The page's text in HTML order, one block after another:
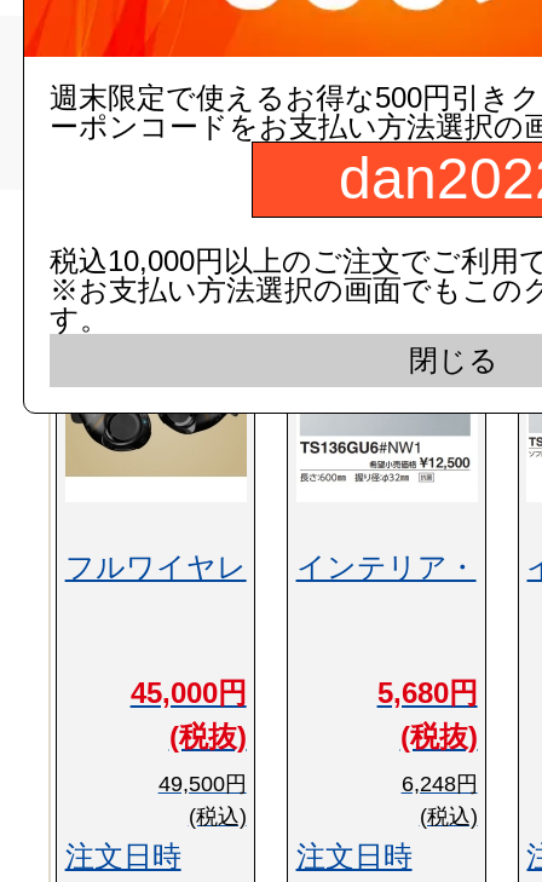
トップページ > 配管/設備
>
バルブ（弁）・給（止）水栓・ボー
スイング・リフト・ウイングチェッ
現在の店舗受注状
フルワイヤレ
45,000円
(税抜)
49,500円
(税込)
注文日時
インテリア・
5,680円
(税抜)
6,248円
(税込)
注文日時
週末限定で使えるお得な500円引き
ーポンコードをお支払い方法選択の
税込10,000円以上のご注文でご利用
※お支払い方法選択の画面でもこの
す。
閉じる